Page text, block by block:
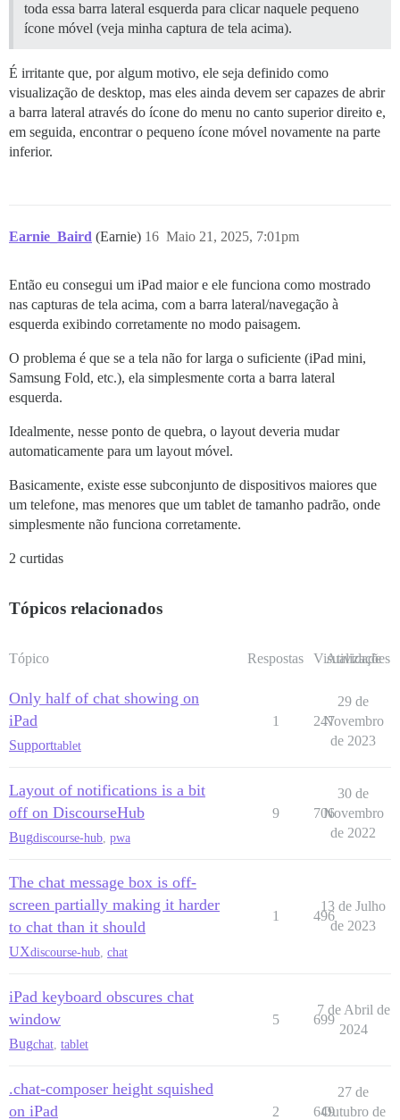
toda essa barra lateral esquerda para clicar naquele pequeno
ícone móvel (veja minha captura de tela acima).
É irritante que, por algum motivo, ele seja definido como
visualização de desktop, mas eles ainda devem ser capazes de abrir
a barra lateral através do ícone do menu no canto superior direito e,
em seguida, encontrar o pequeno ícone móvel novamente na parte
inferior.
Earnie_Baird (Earnie) Maio 21, 2025, 7:01pm
16
Então eu consegui um iPad maior e ele funciona como mostrado
nas capturas de tela acima, com a barra lateral/navegação à
esquerda exibindo corretamente no modo paisagem.
O problema é que se a tela não for larga o suficiente (iPad mini,
Samsung Fold, etc.), ela simplesmente corta a barra lateral
esquerda.
Idealmente, nesse ponto de quebra, o layout deveria mudar
automaticamente para um layout móvel.
Basicamente, existe esse subconjunto de dispositivos maiores que
um telefone, mas menores que um tablet de tamanho padrão, onde
simplesmente não funciona corretamente.
2 curtidas
Tópicos relacionados
Tópico Respostas Visualizações
Atividade
Only half of chat showing on
iPad
Supporttablet
1 247
29 de
Novembro
de 2023
Layout of notifications is a bit
off on DiscourseHub
Bugdiscourse-hub pwa
9 706
30 de
Novembro
de 2022
The chat message box is off-
screen partially making it harder
to chat than it should
UXdiscourse-hub chat
1 496
13 de Julho
de 2023
iPad keyboard obscures chat
window
Bugchat tablet
5 699
7 de Abril de
2024
.chat-composer height squished
on iPad
2 649
27 de
Outubro de